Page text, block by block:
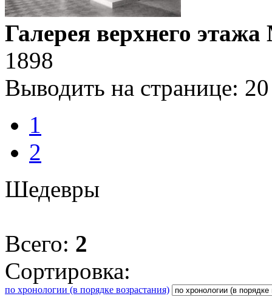
Галерея верхнего
1898
Выводить на странице: 20
1
2
Шедевры
Всего: 2
Сортировка:
по хронологии (в порядке возрастания)